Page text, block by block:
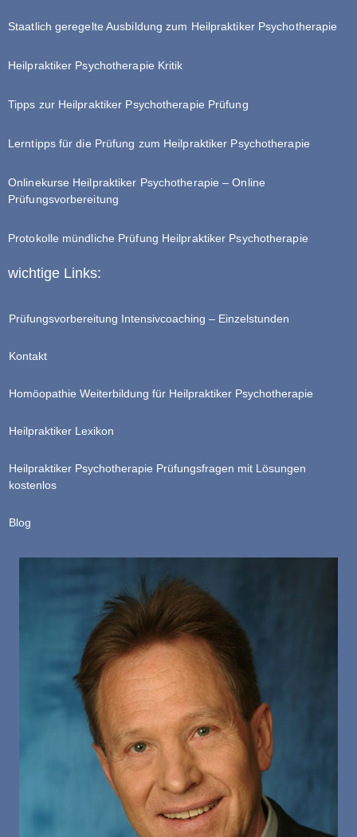
Staatlich geregelte Ausbildung zum Heilpraktiker Psychotherapie
Heilpraktiker Psychotherapie Kritik
Tipps zur Heilpraktiker Psychotherapie Prüfung
Lerntipps für die Prüfung zum Heilpraktiker Psychotherapie
Onlinekurse Heilpraktiker Psychotherapie – Online
Prüfungsvorbereitung
Protokolle mündliche Prüfung Heilpraktiker Psychotherapie
wichtige Links:
Prüfungsvorbereitung Intensivcoaching – Einzelstunden
Kontakt
Homöopathie Weiterbildung für Heilpraktiker Psychotherapie
Heilpraktiker Lexikon
Heilpraktiker Psychotherapie Prüfungsfragen mit Lösungen
kostenlos
Blog